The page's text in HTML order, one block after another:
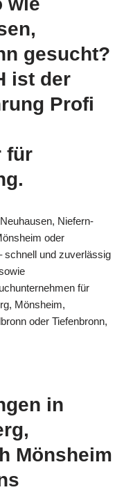
gesucht?
ist der
Profi
für
Niefern-
oder
schnell und zuverlässig
für
Mönsheim,
oder Tiefenbronn,
in
Mönsheim